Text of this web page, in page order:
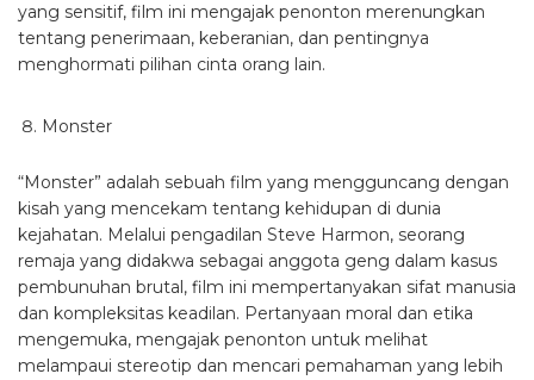
yang sensitif, film ini mengajak penonton merenungkan
tentang penerimaan, keberanian, dan pentingnya
menghormati pilihan cinta orang lain.
Monster
“Monster” adalah sebuah film yang mengguncang dengan
kisah yang mencekam tentang kehidupan di dunia
kejahatan. Melalui pengadilan Steve Harmon, seorang
remaja yang didakwa sebagai anggota geng dalam kasus
pembunuhan brutal, film ini mempertanyakan sifat manusia
dan kompleksitas keadilan. Pertanyaan moral dan etika
mengemuka, mengajak penonton untuk melihat
melampaui stereotip dan mencari pemahaman yang lebih